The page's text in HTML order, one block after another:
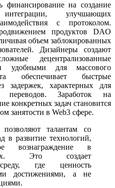
финансирование на создание
улучшающих
с протоколом.
продуктов DAO
объем заблокированных
Дизайнеры создают
децентрализованные
удобными для массового
обеспечивает быстрые
задержек, характерных для
переводов. Заработок на
конкретных задач становится
занятости в Web3 сфере.
талантам со
в развитие технологий,
вознаграждение в
Это создает
среду, где ценность
достижениями, а не